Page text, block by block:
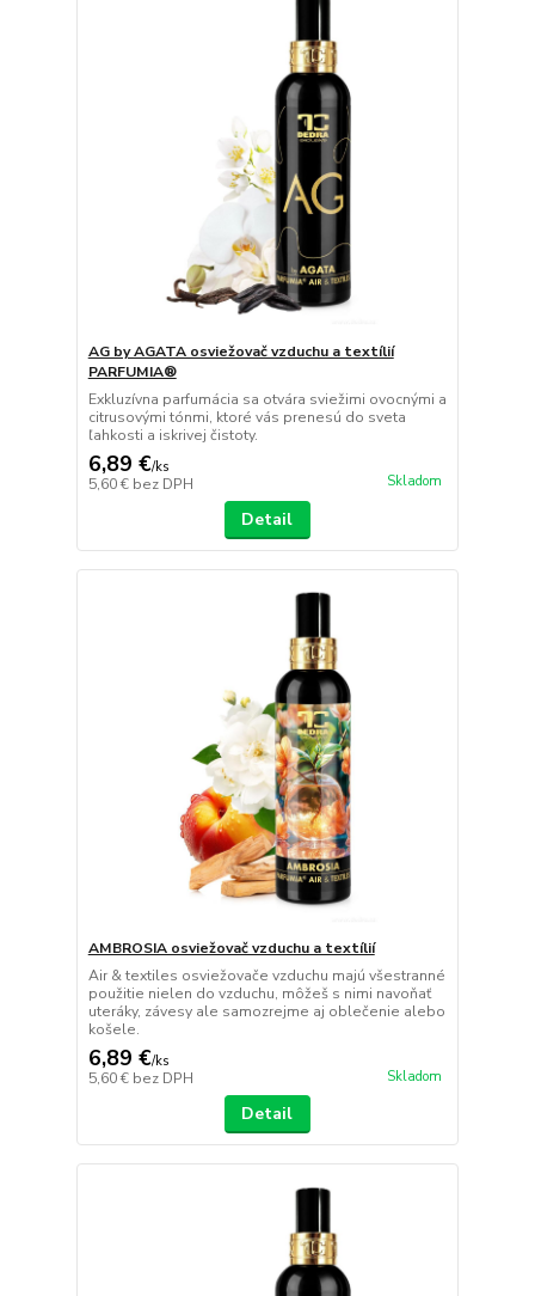
AG by AGATA osviežovač vzduchu a textílií
PARFUMIA®
Exkluzívna parfumácia sa otvára sviežimi ovocnými a
citrusovými tónmi, ktoré vás prenesú do sveta
ľahkosti a iskrivej čistoty.
6,89 €/ks
5,60 € bez DPH Skladom
Detail
AMBROSIA osviežovač vzduchu a textílií
Air & textiles osviežovače vzduchu majú všestranné
použitie nielen do vzduchu, môžeš s nimi navoňať
uteráky, závesy ale samozrejme aj oblečenie alebo
košele.
6,89 €/ks
5,60 € bez DPH Skladom
Detail